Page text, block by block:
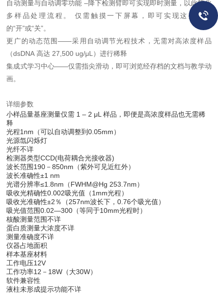
自动测量与自动调零功能 –降下检测臂即可实现即时测量，以此简化
多样品处理流程。 仅需触摸一下屏幕，即可实现这些功能
的“开”或“关”。
更广的动态范围——采用自动调节光程技术，无需对高浓度样品
（dsDNA 高达 27,500 ug/μL）进行稀释
集成式学习中心——仅需指尖滑动，即可浏览经存档的文档与教学动
画。
详细参数
小样品量基座测量仅需 1 – 2 μL 样品，即便是高浓度样品也无需稀
释
光程1nm（可以自动调整到0.05mm）
光源氙闪烁灯
光纤不详
检测器类型CCD(电荷耦合光接收器)
波长范围190－850nm（紫外可见近红外）
波长准确性±1 nm
光谱分辨率≤1.8nm（FWHM@Hg 253.7nm）
吸收光精确性0.002吸光值（1mm光程）
吸收光准确性±2％（257nm波长下，0.76个吸光值）
吸光值范围0.02—300（等同于10mm光程时）
核酸测量范围不详
蛋白质测量大浓度不详
测量准确度不详
仪器占地面积
样本基座材料
工作电压12V
工作功率12－18W（大30W）
软件兼容性
液柱未形成提示功能不详